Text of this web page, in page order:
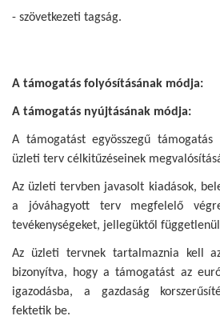
- szövetkezeti tagság.
A támogatás folyósításának módja:
A támogatás nyújtásának módja:
A támogatást egyösszegű
üzleti terv célkitűzéseinek
Az üzleti tervben javasolt kiadások,
a jóváhagyott terv megfelelő
tevékenységeket, jellegüktől
Az üzleti tervnek tartalmaznia kell
bizonyítva, hogy a támogatást az
igazodásba, a gazdaság
fektetik be.